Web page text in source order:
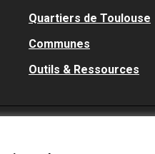
Quartiers de Toulouse
Communes
Outils & Ressources